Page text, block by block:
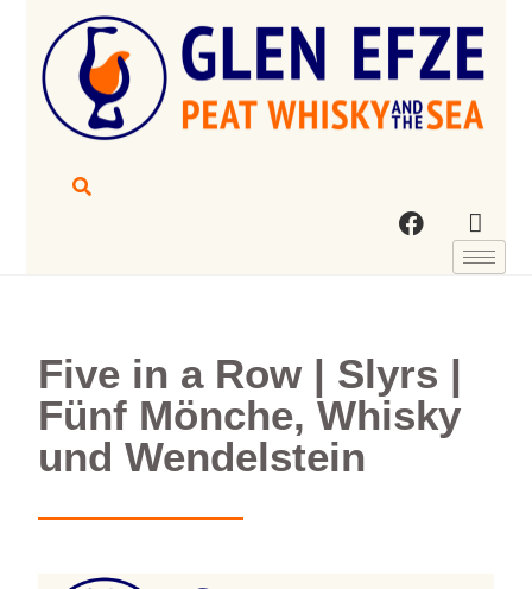
Five in a Row | Slyrs |
Fünf Mönche, Whisky
und Wendelstein